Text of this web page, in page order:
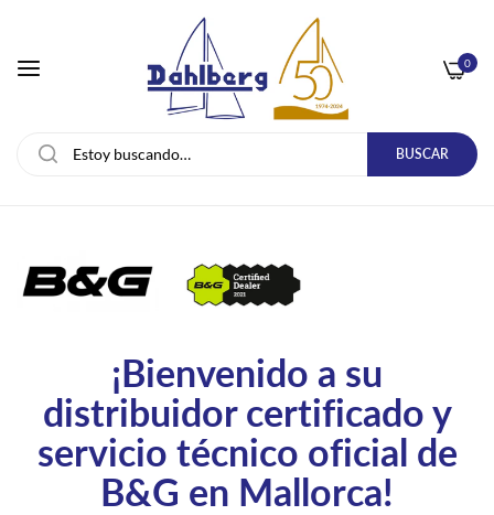
BUSCAR
0
¡Bienvenido a su
distribuidor certificado y
servicio técnico oficial de
B&G en Mallorca!